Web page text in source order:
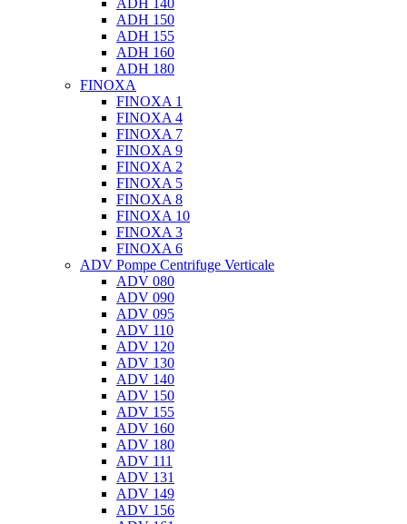
ADH 140
ADH 150
ADH 155
ADH 160
ADH 180
FINOXA
FINOXA 1
FINOXA 4
FINOXA 7
FINOXA 9
FINOXA 2
FINOXA 5
FINOXA 8
FINOXA 10
FINOXA 3
FINOXA 6
ADV Pompe Centrifuge Verticale
ADV 080
ADV 090
ADV 095
ADV 110
ADV 120
ADV 130
ADV 140
ADV 150
ADV 155
ADV 160
ADV 180
ADV 111
ADV 131
ADV 149
ADV 156